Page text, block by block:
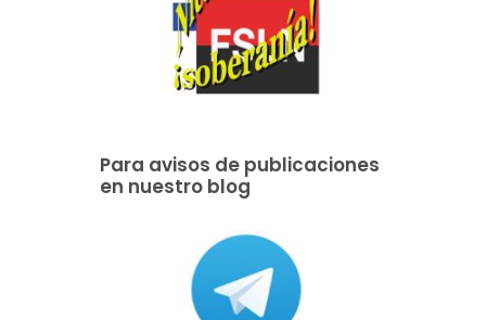
Para avisos de publicaciones
en nuestro blog